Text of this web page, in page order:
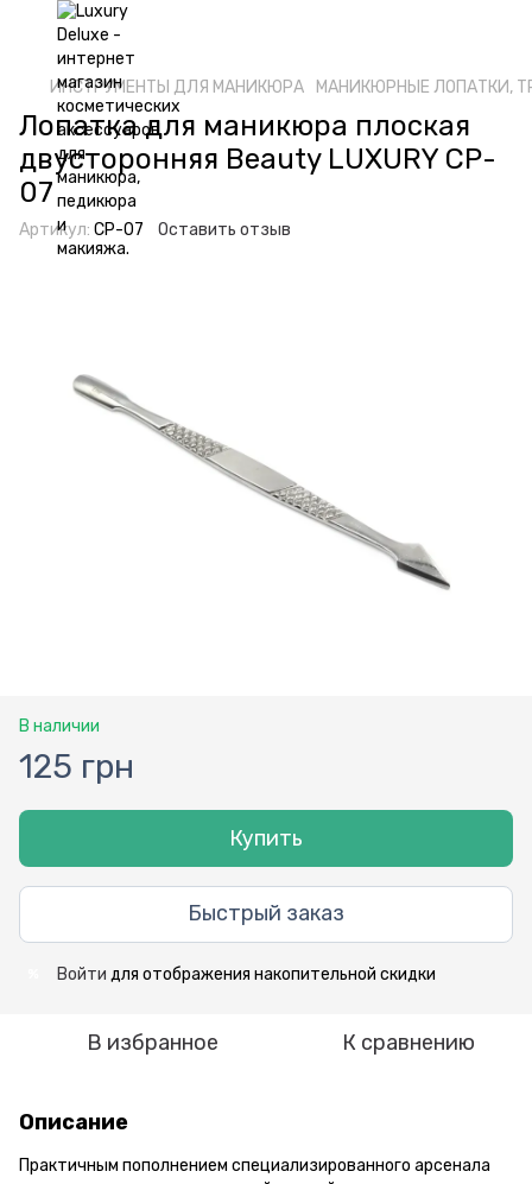
ИНСТРУМЕНТЫ ДЛЯ МАНИКЮРА МАНИКЮРНЫЕ ЛОПАТКИ,
Лопатка для маникюра плоская
двусторонняя Beauty LUXURY CP-
07
Артикул: CP-07 Оставить отзыв
В наличии
125 грн
Купить
Быстрый заказ
Войти для отображения накопительной скидки
В избранное К сравнению
Описание
Практичным пополнением специализированного арсенала